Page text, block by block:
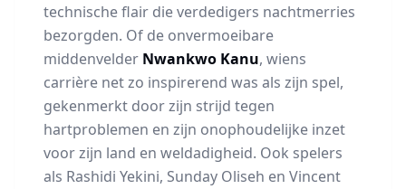
technische flair die verdedigers nachtmerries
bezorgden. Of de onvermoeibare
middenvelder Nwankwo Kanu, wiens
carrière net zo inspirerend was als zijn spel,
gekenmerkt door zijn strijd tegen
hartproblemen en zijn onophoudelijke inzet
voor zijn land en weldadigheid. Ook spelers
als Rashidi Yekini, Sunday Oliseh en Vincent